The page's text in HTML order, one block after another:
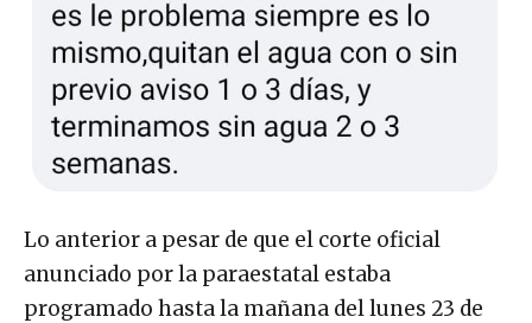
Lo anterior a pesar de que el corte oficial
anunciado por la paraestatal estaba
programado hasta la mañana del lunes 23 de